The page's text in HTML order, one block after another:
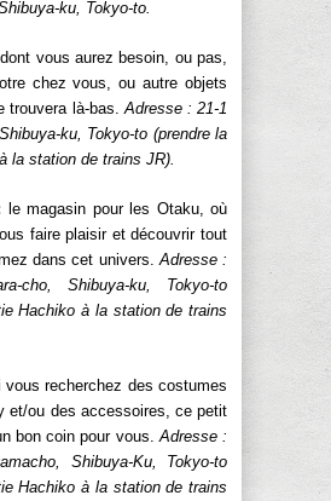
ku, Tokyo-to.
vous aurez besoin, ou pas,
chez vous, ou autre objets
trouvera là-bas. Adresse : 21-1
ku, Tokyo-to (prendre la
la station de trains JR).
le magasin pour les Otaku, où
faire plaisir et découvrir tout
dans cet univers. Adresse :
cho, Shibuya-ku, Tokyo-to
Hachiko à la station de trains
vous recherchez des costumes
et/ou des accessoires, ce petit
bon coin pour vous. Adresse :
Shibuya-Ku, Tokyo-to
Hachiko à la station de trains